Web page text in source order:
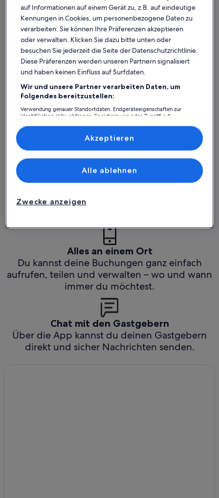
Was spricht für unsere App?
Immer in Verbindung
Du hast all deine Buchungsdetails immer
griffbereit, auch ohne WLAN!
Unser Kundenservice ist rund um die Uhr,
Alles an einem Ort
Du kannst deine Buchungen ganz einfach
aufrufen, teilen und verwalten – wo und wann
immer du möchtest.
Chat mit den Gastgebern
Über die App kannst du deinen Gastgebern
direkt und sicher Nachrichten senden.
auf Informationen auf einem Gerät zu, z.B. auf eindeutige
Kennungen in Cookies, um personenbezogene Daten zu
verarbeiten. Sie können Ihre Präferenzen akzeptieren
oder verwalten. Klicken Sie dazu bitte unten oder
besuchen Sie jederzeit die Seite der Datenschutzrichtlinie.
Diese Präferenzen werden unseren Partnern signalisiert
und haben keinen Einfluss auf Surfdaten.
Wir und unsere Partner verarbeiten Daten, um
Folgendes bereitzustellen:
Verwendung genauer Standortdaten. Endgeräteeigenschaften zur
Identifikation aktiv abfragen. Speichern von oder Zugriff auf
Inhalte, Messung von Werbeleistung und der Performance von Inhalten,
Zielgruppenforschung sowie Entwicklung und Verbesserung von
Liste der Partner (Lieferanten)
Zwecke anzeigen
Alle ablehnen
Akzeptieren